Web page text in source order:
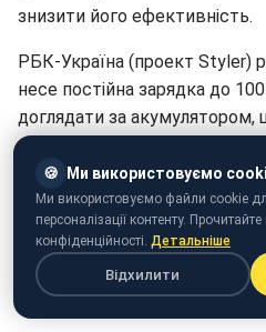
знизити його ефективність.
РБК-Україна (проект Styler)
несе постійна зарядка до
доглядати за
🍪 Ми використовуємо
Ми використовуємо файли cookie
персоналізації контенту.
конфіденційності. Детальніше
Відхилити